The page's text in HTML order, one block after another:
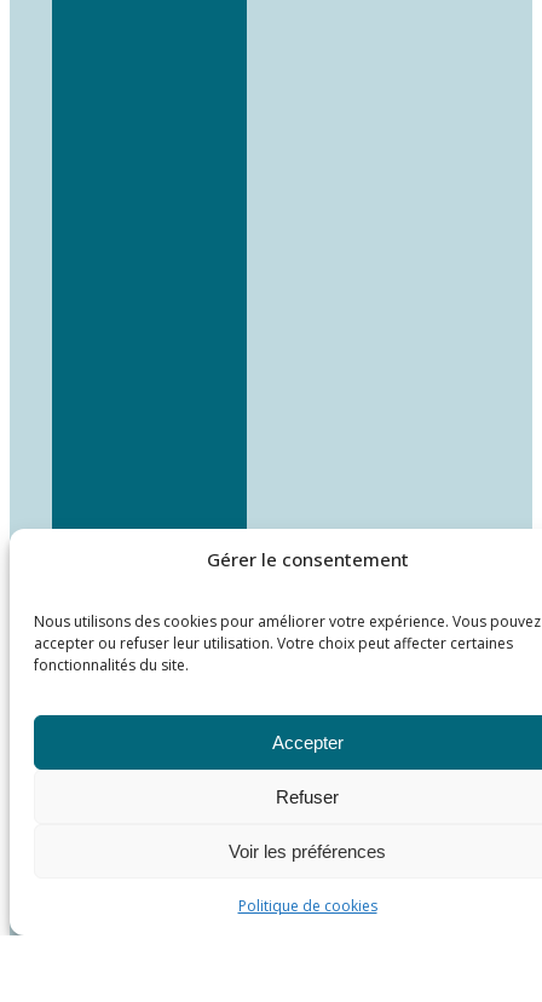
Gérer le consentement
Nous utilisons des cookies pour améliorer votre expérience. Vous pouvez
accepter ou refuser leur utilisation. Votre choix peut affecter certaines
fonctionnalités du site.
Accepter
Refuser
Voir les préférences
Politique de cookies